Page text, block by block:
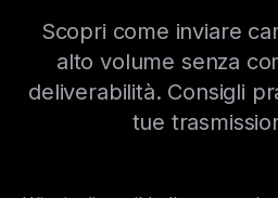
Scopri come inviare
alto volume senza
deliverabilità. Consigli
tue